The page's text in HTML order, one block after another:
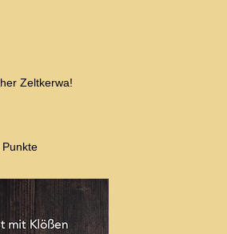
Zeltkerwa!